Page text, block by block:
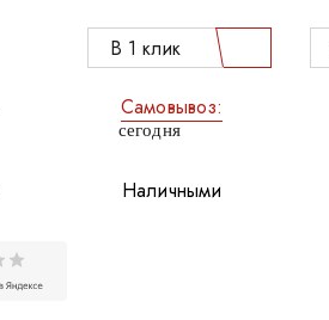
В 1 клик
Самовывоз:
сегодня
Наличными